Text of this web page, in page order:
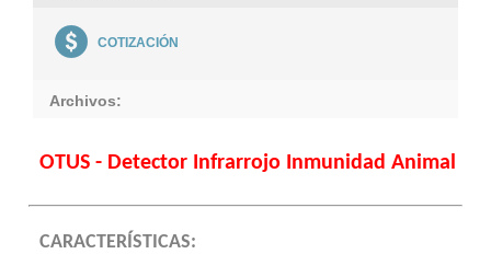
COTIZACIÓN
Archivos:
OTUS - Detector Infrarrojo Inmunidad Animal
CARACTERÍSTICAS: